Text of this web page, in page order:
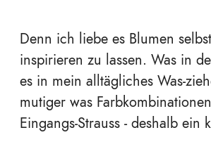
Denn ich liebe es Blumen
inspirieren zu lassen. Was in
es in mein alltägliches Was-
mutiger was
Eingangs-Strauss - deshalb